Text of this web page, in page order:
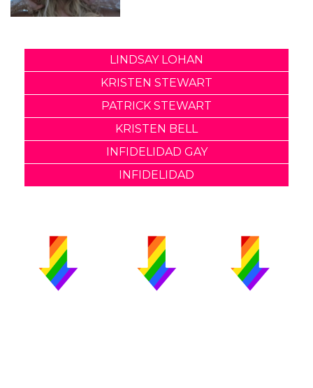
LINDSAY LOHAN
KRISTEN STEWART
PATRICK STEWART
KRISTEN BELL
INFIDELIDAD GAY
INFIDELIDAD